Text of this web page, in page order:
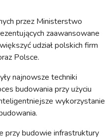
przez Ministerstwo
zaawansowane
udział polskich firm
Polsce.
najnowsze techniki
budowania przy użyciu
wykorzystanie
przy budowie infrastruktury